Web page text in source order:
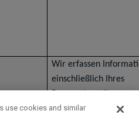
Wir erfassen
einschließlich Ihres
Betriebssystems, Ihrer
use cookies and similar